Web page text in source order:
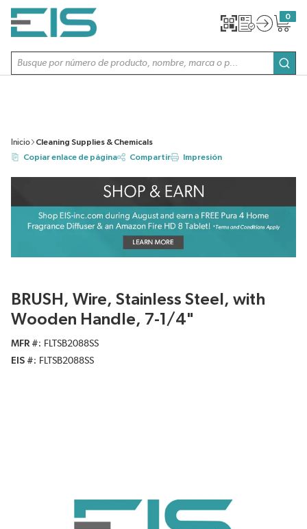
SALTAR AL CONTENIDO PRINCIPAL
Búsqueda de sitio
0
{0}
Inicio
Cleaning Supplies & Chemicals
Copiar enlace de página
Compartir Impresión
BRUSH, Wire, Stainless Steel, with
Wooden Handle, 7-1/4"
MFR #
FLTSB2088SS
EIS #
FLTSB2088SS